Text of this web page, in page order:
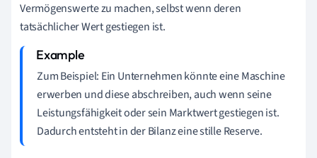
Vermögenswerte zu machen, selbst wenn deren
tatsächlicher Wert gestiegen ist.
Zum Beispiel: Ein Unternehmen könnte eine Maschine
erwerben und diese abschreiben, auch wenn seine
Leistungsfähigkeit oder sein Marktwert gestiegen ist.
Dadurch entsteht in der Bilanz eine stille Reserve.